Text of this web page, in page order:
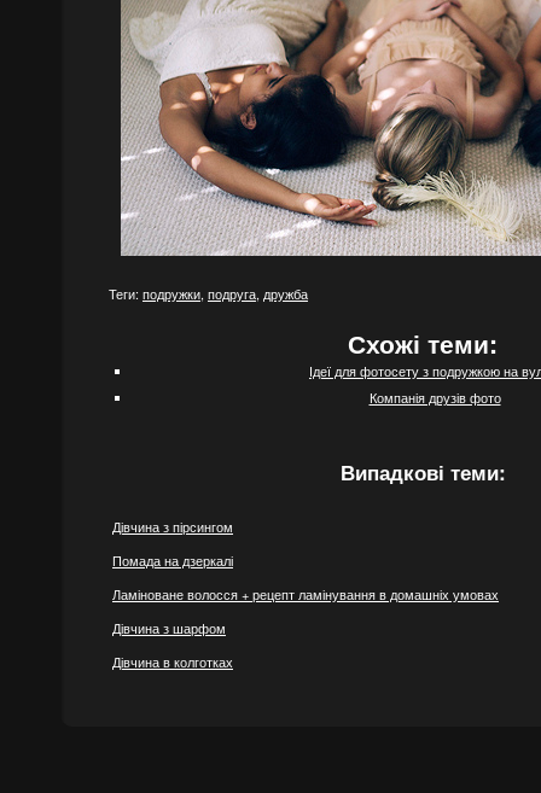
Теги: подружки, подруга, дружба
Схожі теми:
Ідеї для фотосету з подружкою на
Компанія друзів фото
Випадкові теми:
Дівчина з пірсингом
Помада на дзеркалі
Ламіноване волосся + рецепт ламінування в домашніх умовах
Дівчина з шарфом
Дівчина в колготках